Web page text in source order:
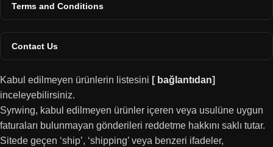
Terms and Conditions
Contact Us
Kabul edilmeyen ürünlerin listesini [ bağlantıdan]
inceleyebilirsiniz.
Syrwing, kabul edilmeyen ürünler içeren veya usulüne uygun
faturaları bulunmayan gönderileri reddetme hakkını saklı tutar.
Sitede geçen ‘ship’, ‘shipping’ veya benzeri ifadeler,